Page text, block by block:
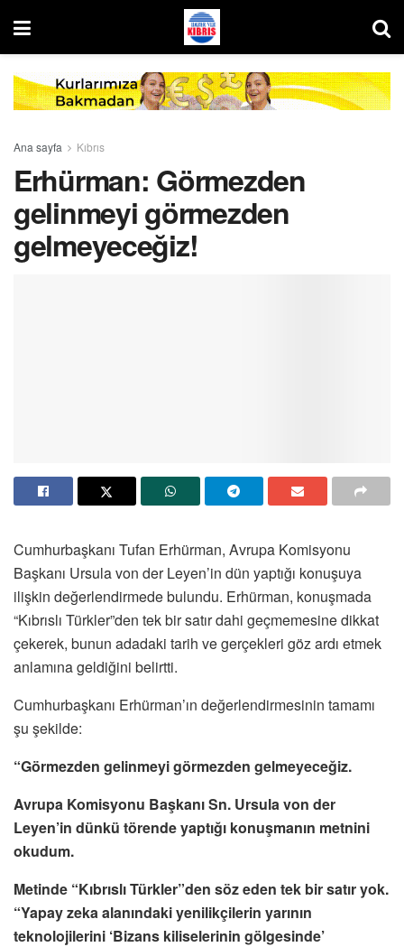
Ana sayfa Kıbrıs
Erhürman: Görmezden
gelinmeyi görmezden
gelmeyeceğiz!
Cumhurbaşkanı Tufan Erhürman, Avrupa Komisyonu
Başkanı Ursula von der Leyen’in dün yaptığı konuşuya
ilişkin değerlendirmede bulundu. Erhürman, konuşmada
“Kıbrıslı Türkler”den tek bir satır dahi geçmemesine dikkat
çekerek, bunun adadaki tarih ve gerçekleri göz ardı etmek
anlamına geldiğini belirtti.
Cumhurbaşkanı Erhürman’ın değerlendirmesinin tamamı
şu şekilde:
“Görmezden gelinmeyi görmezden gelmeyeceğiz.
Avrupa Komisyonu Başkanı Sn. Ursula von der
Leyen’in dünkü törende yaptığı konuşmanın metnini
okudum.
Metinde “Kıbrıslı Türkler”den söz eden tek bir satır yok.
“Yapay zeka alanındaki yenilikçilerin yarının
teknolojilerini ‘Bizans kiliselerinin gölgesinde’